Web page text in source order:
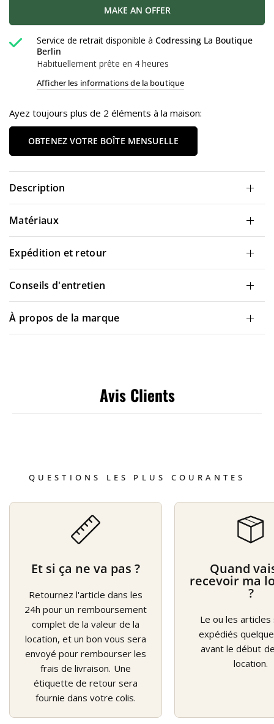
MAKE AN OFFER
Service de retrait disponible àCodressing La Boutique
Berlin
Habituellement prête en 4 heures
Afficher les informations de la boutique
Ayez toujours plus de 2 éléments à la maison:
OBTENEZ VOTRE BOÎTE MENSUELLE
Description
Matériaux
Expédition et retour
Conseils d'entretien
À propos de la marque
Avis Clients
QUESTIONS LES PLUS COURANTES
Et si ça ne va pas ?
Retournez l'article dans les
24h pour un remboursement
complet de la valeur de la
location, et un bon vous sera
envoyé pour rembourser les
frais de livraison. Une
étiquette de retour sera
fournie dans votre colis.
Quand
recevoir ma
?
Le ou les
expédiés
avant le début
location.